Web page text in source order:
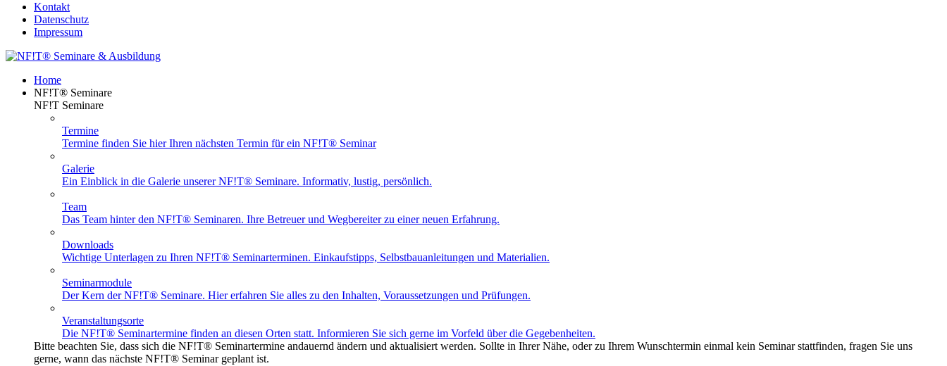
Kontakt
Datenschutz
Impressum
Home
NF!T® Seminare
NF!T Seminare
Termine
Termine finden Sie hier Ihren nächsten Termin für ein NF!T® Seminar
Galerie
Ein Einblick in die Galerie unserer NF!T® Seminare. Informativ, lustig, persönlich.
Team
Das Team hinter den NF!T® Seminaren. Ihre Betreuer und Wegbereiter zu einer neuen Erfahrung.
Downloads
Wichtige Unterlagen zu Ihren NF!T® Seminarterminen. Einkaufstipps, Selbstbauanleitungen und Materialien.
Seminarmodule
Der Kern der NF!T® Seminare. Hier erfahren Sie alles zu den Inhalten, Voraussetzungen und Prüfungen.
Veranstaltungsorte
Die NF!T® Seminartermine finden an diesen Orten statt. Informieren Sie sich gerne im Vorfeld über die Gegebenheiten.
Bitte beachten Sie, dass sich die NF!T® Seminartermine andauernd ändern und aktualisiert werden. Sollte in Ihrer Nähe, oder zu Ihrem Wunschtermin einmal kein Seminar stattfinden, fragen Sie uns
gerne, wann das nächste NF!T® Seminar geplant ist.